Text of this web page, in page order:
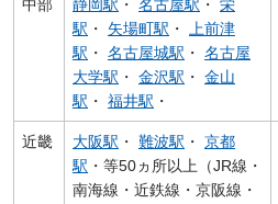
中部 静岡駅 ・ 名古屋駅 ・ 栄
駅 ・ 矢場町駅 ・ 上前津
駅 ・ 名古屋城駅 ・ 名古屋
大学駅 ・ 金沢駅 ・ 金山
駅 ・ 福井駅 ・
近畿 大阪駅 ・ 難波駅 ・ 京都
駅 ・等50ヵ所以上（JR線・
南海線・近鉄線・京阪線・